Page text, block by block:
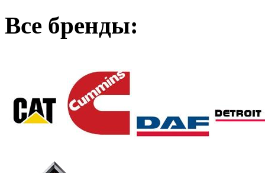
Все бренды: